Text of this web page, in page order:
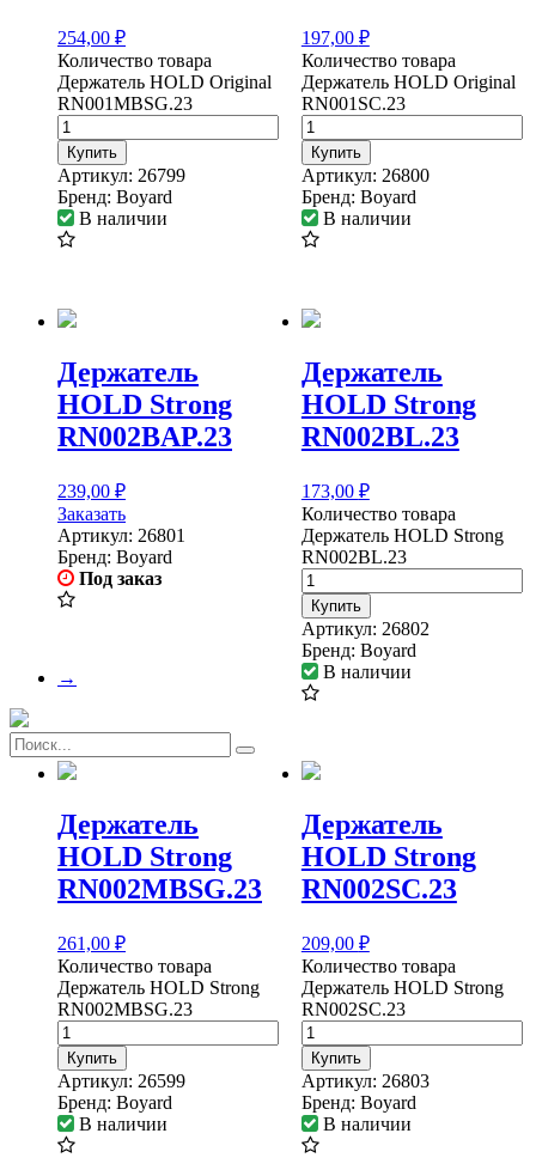
254,00 ₽
Количество товара
Держатель HOLD Original
RN001MBSG.23
Купить
Артикул: 26799
Бренд: Boyard
В наличии
197,00 ₽
Количество товара
Держатель HOLD Original
RN001SC.23
Купить
Артикул: 26800
Бренд: Boyard
В наличии
Держатель
HOLD Strong
RN002BAP.23
239,00 ₽
Заказать
Артикул: 26801
Бренд: Boyard
Под заказ
Держатель
HOLD Strong
RN002BL.23
173,00 ₽
Количество товара
Держатель HOLD Strong
RN002BL.23
Купить
Артикул: 26802
Бренд: Boyard
В наличии
Держатель
HOLD Strong
RN002MBSG.23
261,00 ₽
Количество товара
Держатель HOLD Strong
RN002MBSG.23
Купить
Артикул: 26599
Бренд: Boyard
В наличии
Держатель
HOLD Strong
RN002SC.23
209,00 ₽
Количество товара
Держатель HOLD Strong
RN002SC.23
Купить
Артикул: 26803
Бренд: Boyard
В наличии
→